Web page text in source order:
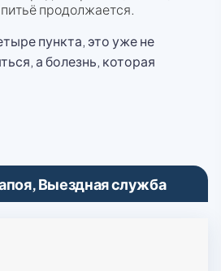
продолжается.
пункта, это уже не
а болезнь, которая
Выездная служба